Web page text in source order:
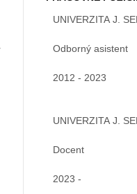
UNIVERZITA J.
Odborný asistent
2012 - 2023
UNIVERZITA J.
Docent
2023 -